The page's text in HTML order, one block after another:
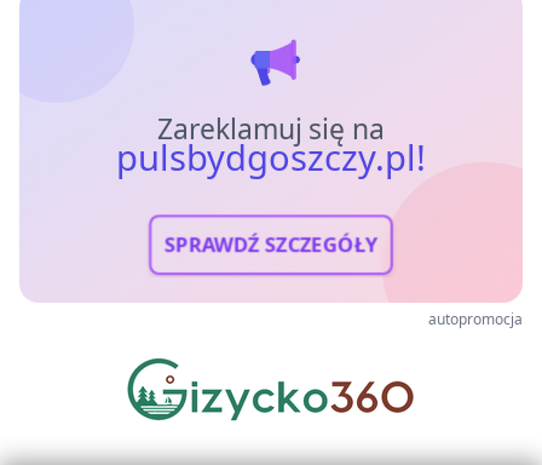
Zareklamuj się na
pulsbydgoszczy.pl!
SPRAWDŹ SZCZEGÓŁY
autopromocja